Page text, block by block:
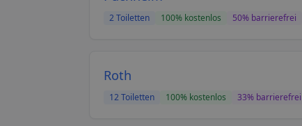
2 Toiletten 100% kostenlos 50% barrierefrei
Roth
12 Toiletten 100% kostenlos 33% barrierefrei